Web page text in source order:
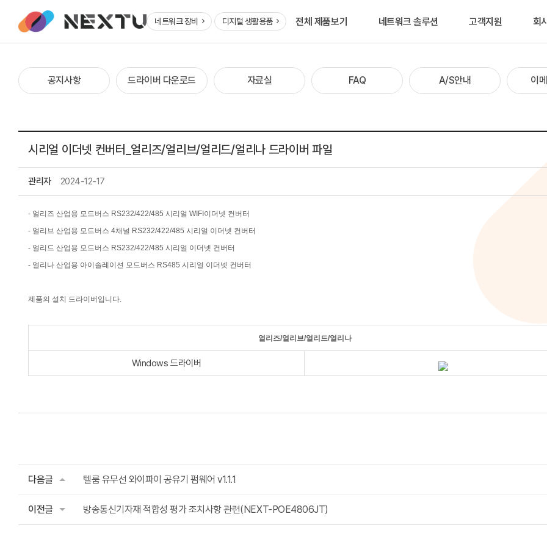
네트워크 장비 디지털 생활용품 전체 제품보기 네트워크 솔루션 고객지원 회
공지사항 드라이버 다운로드 자료실 FAQ A/S안내 이
시리얼 이더넷 컨버터_얼리즈/얼리브/얼리드/얼리나 드라이버 파일
관리자 2024-12-17
- 얼리즈 산업용 모드버스 RS232/422/485 시리얼 WIFI이더넷 컨버터
- 얼리브 산업용 모드버스 4채널 RS232/422/485 시리얼 이더넷 컨버터
- 얼리드 산업용 모드버스 RS232/422/485 시리얼 이더넷 컨버터
- 얼리나 산업용 아이솔레이션 모드버스 RS485 시리얼 이더넷 컨버터
제품의 설치 드라이버입니다.
얼리즈/얼리브/얼리드/얼리나
Windows 드라이버
다음글 텔룸 유무선 와이파이 공유기 펌웨어 v1.1.1
이전글 방송통신기자재 적합성 평가 조치사항 관련(NEXT-POE4806JT)